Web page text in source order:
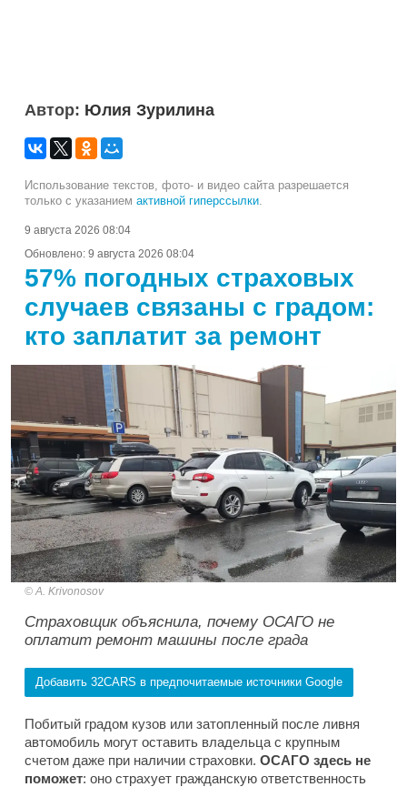
Автор: Юлия Зурилина
Использование текстов, фото- и видео сайта разрешается
только с указанием активной гиперссылки.
9 августа 2026 08:04
Обновлено: 9 августа 2026 08:04
57% погодных страховых
случаев связаны с градом:
кто заплатит за ремонт
A. Krivonosov
Страховщик объяснила, почему ОСАГО не
оплатит ремонт машины после града
Добавить 32CARS в предпочитаемые источники Google
Побитый градом кузов или затопленный после ливня
автомобиль могут оставить владельца с крупным
счетом даже при наличии страховки. ОСАГО здесь не
поможет: оно страхует гражданскую ответственность